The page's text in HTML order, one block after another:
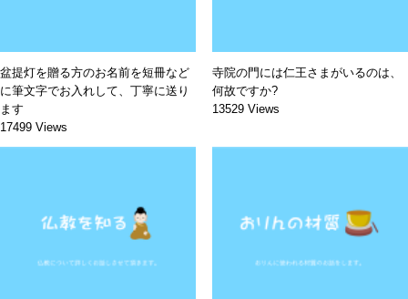
盆提灯を贈る方のお名前を短冊など
に筆文字でお入れして、丁寧に送り
ます
17499 Views
寺院の門には仁王さまがいるのは、
何故ですか?
13529 Views